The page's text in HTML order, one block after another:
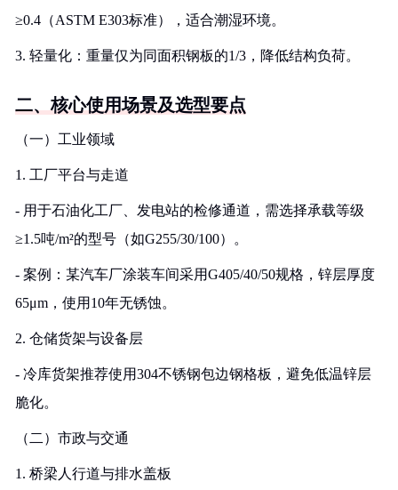
≥0.4（ASTM E303标准），适合潮湿环境。
3. 轻量化：重量仅为同面积钢板的1/3，降低结构负荷。
二、核心使用场景及选型要点
（一）工业领域
1. 工厂平台与走道
- 用于石油化工厂、发电站的检修通道，需选择承载等级
≥1.5吨/m²的型号（如G255/30/100）。
- 案例：某汽车厂涂装车间采用G405/40/50规格，锌层厚度
65μm，使用10年无锈蚀。
2. 仓储货架与设备层
- 冷库货架推荐使用304不锈钢包边钢格板，避免低温锌层
脆化。
（二）市政与交通
1. 桥梁人行道与排水盖板